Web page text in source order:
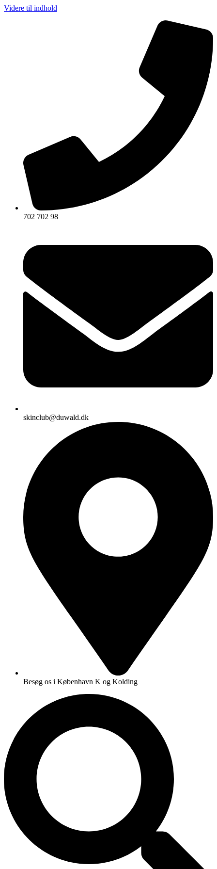
Videre til indhold
702 702 98
skinclub@duwald.dk
Besøg os i København K og Kolding